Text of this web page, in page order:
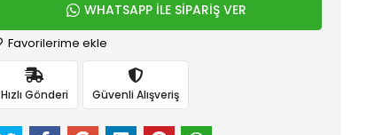
WHATSAPP İLE SİPARİŞ VER
Favorilerime ekle
Hızlı Gönderi Güvenli Alışveriş